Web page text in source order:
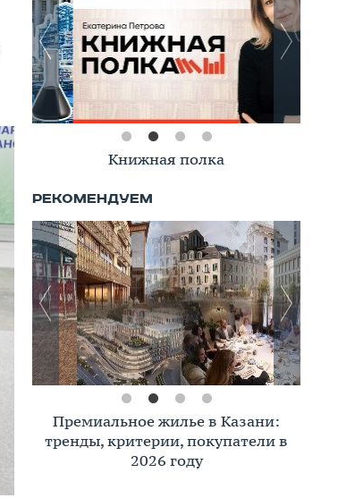
Книжная полка
Премиальное жилье в Казани:
тренды, критерии, покупатели в
2026 году